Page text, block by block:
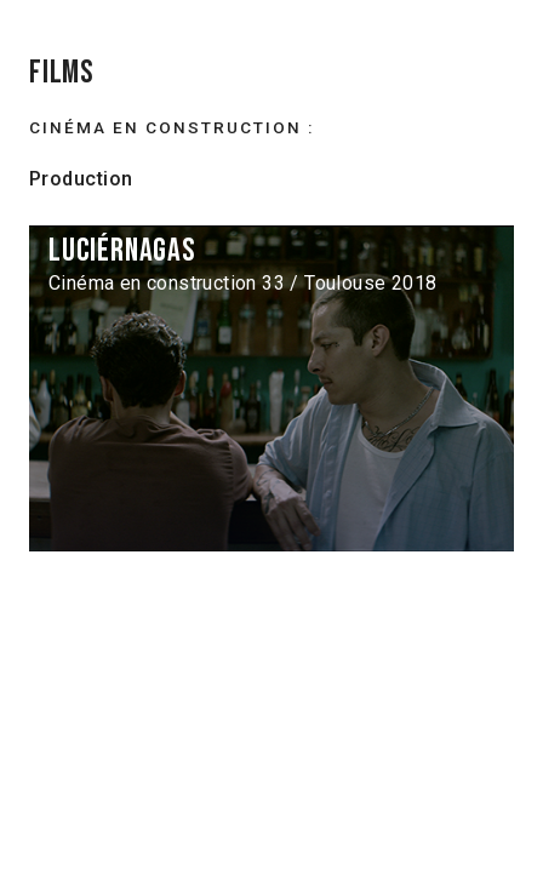
Films
CINÉMA EN CONSTRUCTION :
Production
Luciérnagas
Cinéma en construction 33 / Toulouse 2018